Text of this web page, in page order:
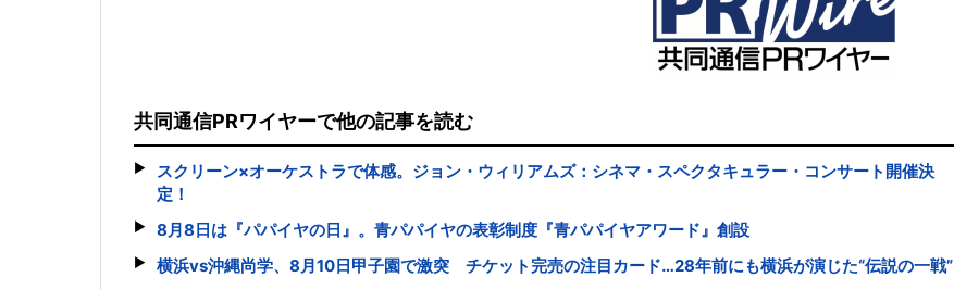
共同通信PRワイヤーで他の記事を読む
スクリーン×オーケストラで体感。ジョン・ウィリアムズ：シネマ・スペクタキュラー・コンサート開催決
定！
8月8日は『パパイヤの日』。青パパイヤの表彰制度『青パパイヤアワード』創設
横浜vs沖縄尚学、8月10日甲子園で激突 チケット完売の注目カード…28年前にも横浜が演じた“伝説の一戦”